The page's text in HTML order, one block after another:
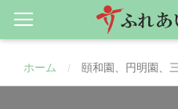
ホーム / 頤和園、円明園、